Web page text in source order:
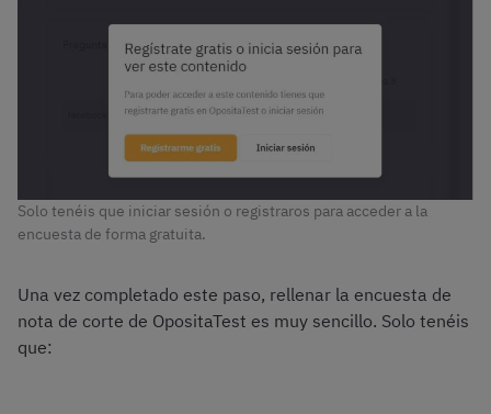
Solo tenéis que iniciar sesión o registraros para acceder a la
encuesta de forma gratuita.
Una vez completado este paso, rellenar la encuesta de
nota de corte de OpositaTest es muy sencillo. Solo tenéis
que: